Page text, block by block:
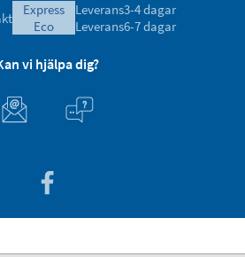
express
eco
Leverans3-4 dagar
Leverans6-7 dagar
vi hjälpa dig?